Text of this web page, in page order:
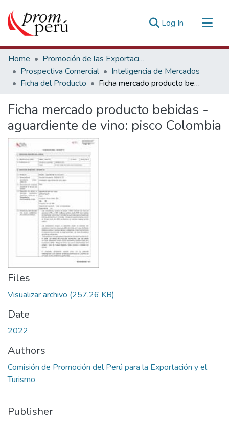
Log In (current)
Communities & Collections
All of DSpace
Statistics
Home
Promoción de las Exportaciones
Prospectiva Comercial
Inteligencia de Mercados
Ficha del Producto
Ficha mercado producto bebidas - aguardiente de vino: pisco Colombia
Ficha mercado producto bebidas -
aguardiente de vino: pisco Colombia
Files
Visualizar archivo (257.26 KB)
Date
2022
Authors
Comisión de Promoción del Perú para la Exportación y el
Turismo
Publisher